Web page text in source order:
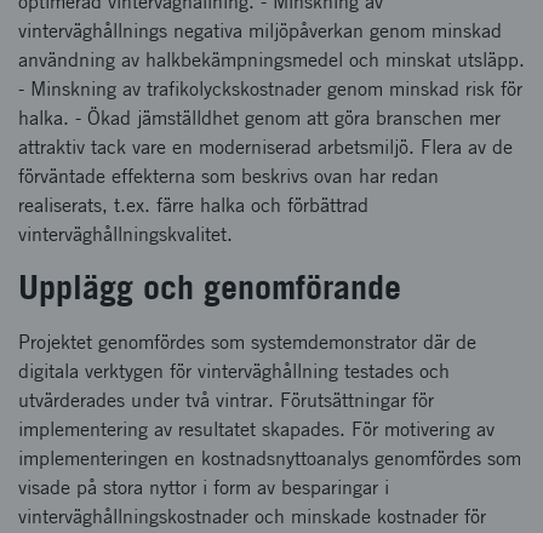
vinterväghållnings negativa miljöpåverkan genom minskad
användning av halkbekämpningsmedel och minskat utsläpp.
- Minskning av trafikolyckskostnader genom minskad risk för
halka. - Ökad jämställdhet genom att göra branschen mer
attraktiv tack vare en moderniserad arbetsmiljö. Flera av de
förväntade effekterna som beskrivs ovan har redan
realiserats, t.ex. färre halka och förbättrad
vinterväghållningskvalitet.
Upplägg och genomförande
Projektet genomfördes som systemdemonstrator där de
digitala verktygen för vinterväghållning testades och
utvärderades under två vintrar. Förutsättningar för
implementering av resultatet skapades. För motivering av
implementeringen en kostnadsnyttoanalys genomfördes som
visade på stora nyttor i form av besparingar i
vinterväghållningskostnader och minskade kostnader för